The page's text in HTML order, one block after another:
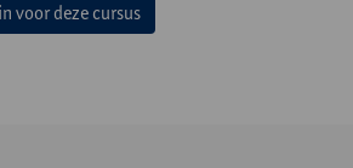
voor deze cursus